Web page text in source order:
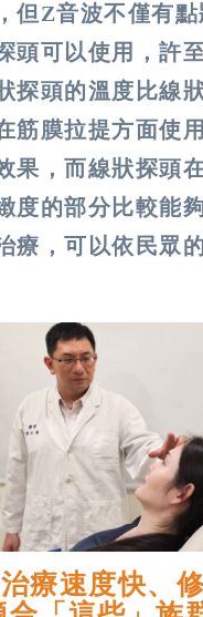
但Z音波不僅有點
頭可以使用，許
探頭的溫度比線
筋膜拉提方面使
果，而線狀探頭
度的部分比較能
療，可以依民眾
療速度快、